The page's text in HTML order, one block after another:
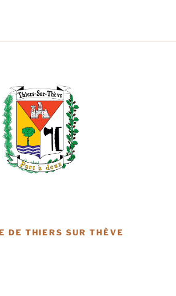
DE THIERS SUR THÈVE